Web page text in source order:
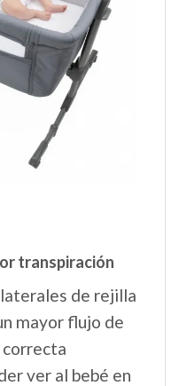
transpiración
de rejilla
mayor flujo de
correcta
ver al bebé en